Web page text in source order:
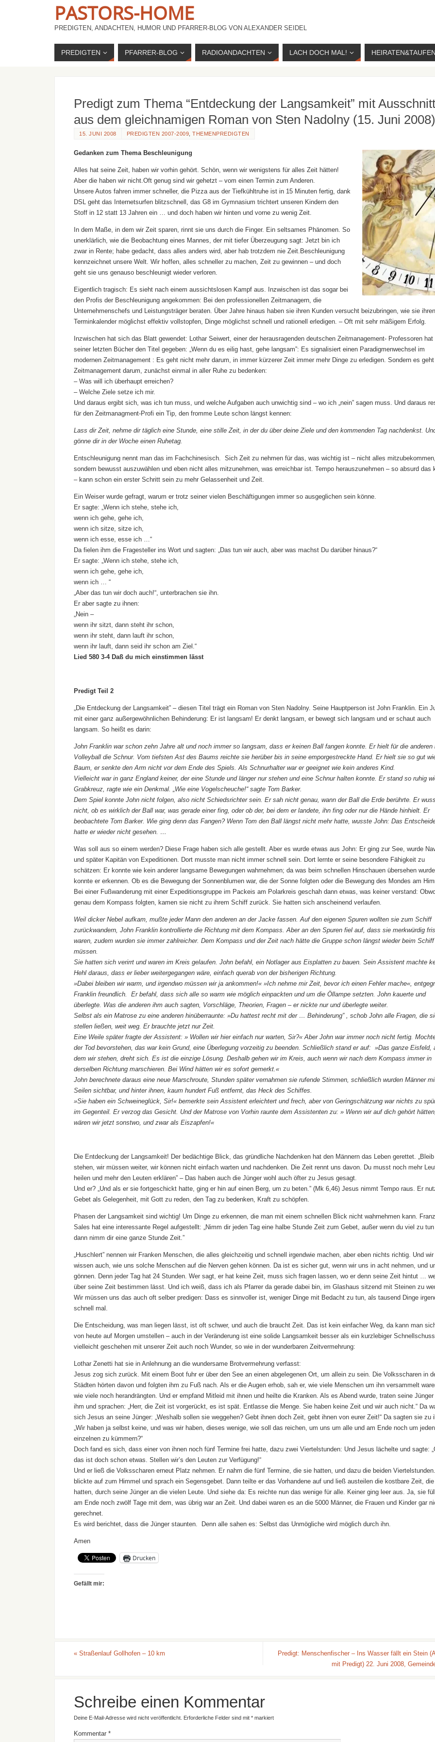
PASTORS-HOME
PREDIGTEN, ANDACHTEN, HUMOR UND PFARRER-BLOG VON ALEXANDER SEIDEL
PREDIGTEN PFARRER-BLOG RADIOANDACHTEN LACH DOCH MAL! HEIRATEN&TAUFEN
Predigt zum Thema “Entdeckung der Langsamkeit” mit
aus dem gleichnamigen Roman von Sten Nadolny (15. Juni 2008)
15. JUNI 2008 PREDIGTEN 2007-2009 THEMENPREDIGTEN
Gedanken zum Thema Beschleunigung
Alles hat seine Zeit, haben wir vorhin gehört. Schön, wenn wir wenigstens für alles Zeit hätten!
Aber die haben wir nicht.Oft genug sind wir gehetzt – vom einen Termin zum Anderen.
Unsere Autos fahren immer schneller, die Pizza aus der Tiefkühltruhe ist in 15 Minuten fertig, dank
DSL geht das Internetsurfen blitzschnell, das G8 im Gymnasium trichtert unseren Kindern den
Stoff in 12 statt 13 Jahren ein … und doch haben wir hinten und vorne zu wenig Zeit.
In dem Maße, in dem wir Zeit sparen, rinnt sie uns durch die Finger. Ein seltsames Phänomen. So
unerklärlich, wie die Beobachtung eines Mannes, der mit tiefer Überzeugung sagt: Jetzt bin ich
zwar in Rente; habe gedacht, dass alles anders wird, aber hab trotzdem nie Zeit.Beschleunigung
kennzeichnet unsere Welt. Wir hoffen, alles schneller zu machen, Zeit zu gewinnen – und doch
geht sie uns genauso beschleunigt wieder verloren.
Eigentlich tragisch: Es sieht nach einem aussichtslosen Kampf aus. Inzwischen ist das sogar bei
den Profis der Beschleunigung angekommen: Bei den professionellen Zeitmanagern, die
Unternehmenschefs und Leistungsträger beraten. Über Jahre hinaus haben sie ihren Kunden versucht beizubringen, wie sie ihren
Terminkalender möglichst effektiv vollstopfen, Dinge möglichst schnell und rationell erledigen. – Oft mit sehr mäßigem Erfolg.
Inzwischen hat sich das Blatt gewendet: Lothar Seiwert, einer der herausragenden deutschen Zeitmanagement- Professoren hat
seiner letzten Bücher den Titel gegeben: „Wenn du es eilig hast, gehe langsam”: Es signalisiert einen Paradigmenwechsel im
modernen Zeitmanagement : Es geht nicht mehr darum, in immer kürzerer Zeit immer mehr Dinge zu erledigen. Sondern es
Zeitmanagement darum, zunächst einmal in aller Ruhe zu bedenken:
– Was will ich überhaupt erreichen?
– Welche Ziele setze ich mir.
Und daraus ergibt sich, was ich tun muss, und welche Aufgaben auch unwichtig sind – wo ich „nein” sagen muss. Und daraus
für den Zeitmanagment-Profi ein Tip, den fromme Leute schon längst kennen:
Lass dir Zeit, nehme dir täglich eine Stunde, eine stille Zeit, in der du über deine Ziele und den kommenden Tag nachdenkst.
gönne dir in der Woche einen Ruhetag.
Entschleunigung nennt man das im Fachchinesisch. Sich Zeit zu nehmen für das, was wichtig ist – nicht alles mitzubekommen,
sondern bewusst auszuwählen und eben nicht alles mitzunehmen, was erreichbar ist. Tempo herauszunehmen – so absurd das
– kann schon ein erster Schritt sein zu mehr Gelassenheit und Zeit.
Ein Weiser wurde gefragt, warum er trotz seiner vielen Beschäftigungen immer so ausgeglichen sein könne.
Er sagte: „Wenn ich stehe, stehe ich,
wenn ich gehe, gehe ich,
wenn ich sitze, sitze ich,
wenn ich esse, esse ich …“
Da fielen ihm die Fragesteller ins Wort und sagten: „Das tun wir auch, aber was machst Du darüber hinaus?“
Er sagte: „Wenn ich stehe, stehe ich,
wenn ich gehe, gehe ich,
wenn ich … “
„Aber das tun wir doch auch!“, unterbrachen sie ihn.
Er aber sagte zu ihnen:
„Nein –
wenn ihr sitzt, dann steht ihr schon,
wenn ihr steht, dann lauft ihr schon,
wenn ihr lauft, dann seid ihr schon am Ziel.“
Lied 580 3-4 Daß du mich einstimmen lässt
Predigt Teil 2
„Die Entdeckung der Langsamkeit” – diesen Titel trägt ein Roman von Sten Nadolny. Seine Hauptperson ist John Franklin. Ein
mit einer ganz außergewöhnlichen Behinderung: Er ist langsam! Er denkt langsam, er bewegt sich langsam und er schaut auch
langsam. So heißt es darin:
John Franklin war schon zehn Jahre alt und noch immer so langsam, dass er keinen Ball fangen konnte. Er hielt für die anderen
Volleyball die Schnur. Vom tiefsten Ast des Baums reichte sie herüber bis in seine emporgestreckte Hand. Er hielt sie so gut
Baum, er senkte den Arm nicht vor dem Ende des Spiels. Als Schnurhalter war er geeignet wie kein anderes Kind.
Vielleicht war in ganz England keiner, der eine Stunde und länger nur stehen und eine Schnur halten konnte. Er stand so ruhig
Grabkreuz, ragte wie ein Denkmal. „Wie eine Vogelscheuche!“ sagte Tom Barker.
Dem Spiel konnte John nicht folgen, also nicht Schiedsrichter sein. Er sah nicht genau, wann der Ball die Erde berührte. Er
nicht, ob es wirklich der Ball war, was gerade einer fing, oder ob der, bei dem er landete, ihn fing oder nur die Hände hinhielt. Er
beobachtete Tom Barker. Wie ging denn das Fangen? Wenn Tom den Ball längst nicht mehr hatte, wusste John: Das
hatte er wieder nicht gesehen. …
Was soll aus so einem werden? Diese Frage haben sich alle gestellt. Aber es wurde etwas aus John: Er ging zur See, wurde
und später Kapitän von Expeditionen. Dort musste man nicht immer schnell sein. Dort lernte er seine besondere Fähigkeit zu
schätzen: Er konnte wie kein anderer langsame Bewegungen wahrnehmen; da was beim schnellen Hinschauen übersehen
konnte er erkennen. Ob es die Bewegung der Sonnenblumen war, die der Sonne folgten oder die Bewegung des Mondes am
Bei einer Fußwanderung mit einer Expeditionsgruppe im Packeis am Polarkreis geschah dann etwas, was keiner verstand:
genau dem Kompass folgten, kamen sie nicht zu ihrem Schiff zurück. Sie hatten sich anscheinend verlaufen.
Weil dicker Nebel aufkam, mußte jeder Mann den anderen an der Jacke fassen. Auf den eigenen Spuren wollten sie zum Schiff
zurückwandern, John Franklin kontrollierte die Richtung mit dem Kompass. Aber an den Spuren fiel auf, dass sie merkwürdig
waren, zudem wurden sie immer zahlreicher. Dem Kompass und der Zeit nach hätte die Gruppe schon längst wieder beim
müssen.
Sie hatten sich verirrt und waren im Kreis gelaufen. John befahl, ein Notlager aus Eisplatten zu bauen. Sein Assistent machte
Hehl daraus, dass er lieber weitergegangen wäre, einfach querab von der bisherigen Richtung.
»Dabei bleiben wir warm, und irgendwo müssen wir ja ankommen!« »Ich nehme mir Zeit, bevor ich einen Fehler mache«,
Franklin freundlich. Er befahl, dass sich alle so warm wie möglich einpackten und um die Öllampe setzten. John kauerte und
überlegte. Was die anderen ihm auch sagten, Vorschläge, Theorien, Fragen – er nickte nur und überlegte weiter.
Selbst als ein Matrose zu eine anderen hinüberraunte: »Du hattest recht mit der … Behinderung” , schob John alle Fragen, die
stellen ließen, weit weg. Er brauchte jetzt nur Zeit.
Eine Weile später fragte der Assistent: » Wollen wir hier einfach nur warten, Sir?« Aber John war immer noch nicht fertig.
der Tod bevorstehen, das war kein Grund, eine Überlegung vorzeitig zu beenden. Schließlich stand er auf: »Das ganze Eisfeld,
dem wir stehen, dreht sich. Es ist die einzige Lösung. Deshalb gehen wir im Kreis, auch wenn wir nach dem Kompass immer in
derselben Richtung marschieren. Bei Wind hätten wir es sofort gemerkt.«
John berechnete daraus eine neue Marschroute, Stunden später vernahmen sie rufende Stimmen, schließlich wurden Männer
Seilen sichtbar, und hinter ihnen, kaum hundert Fuß entfernt, das Heck des Schiffes.
»Sie haben ein Schweineglück, Sir!« bemerkte sein Assistent erleichtert und frech, aber von Geringschätzung war nichts zu
im Gegenteil. Er verzog das Gesicht. Und der Matrose von Vorhin raunte dem Assistenten zu: » Wenn wir auf dich gehört hätten,
wären wir jetzt sonstwo, und zwar als Eiszapfen!«
Die Entdeckung der Langsamkeit! Der bedächtige Blick, das gründliche Nachdenken hat den Männern das Leben gerettet.
stehen, wir müssen weiter, wir können nicht einfach warten und nachdenken. Die Zeit rennt uns davon. Du musst noch mehr
heilen und mehr den Leuten erklären” – Das haben auch die Jünger wohl auch öfter zu Jesus gesagt.
Und er? „Und als er sie fortgeschickt hatte, ging er hin auf einen Berg, um zu beten.” (Mk 6,46) Jesus nimmt Tempo raus. Er
Gebet als Gelegenheit, mit Gott zu reden, den Tag zu bedenken, Kraft zu schöpfen.
Phasen der Langsamkeit sind wichtig! Um Dinge zu erkennen, die man mit einem schnellen Blick nicht wahrnehmen kann.
Sales hat eine interessante Regel aufgestellt: „Nimm dir jeden Tag eine halbe Stunde Zeit zum Gebet, außer wenn du viel zu
dann nimm dir eine ganze Stunde Zeit.”
„Huschlert” nennen wir Franken Menschen, die alles gleichzeitig und schnell irgendwie machen, aber eben nichts richtig. Und wir
wissen auch, wie uns solche Menschen auf die Nerven gehen können. Da ist es sicher gut, wenn wir uns in acht nehmen, und
gönnen. Denn jeder Tag hat 24 Stunden. Wer sagt, er hat keine Zeit, muss sich fragen lassen, wo er denn seine Zeit hintut …
über seine Zeit bestimmen lässt. Und ich weiß, dass ich als Pfarrer da gerade dabei bin, im Glashaus sitzend mit Steinen zu
Wir müssen uns das auch oft selber predigen: Dass es sinnvoller ist, weniger Dinge mit Bedacht zu tun, als tausend Dinge
schnell mal.
Die Entscheidung, was man liegen lässt, ist oft schwer, und auch die braucht Zeit. Das ist kein einfacher Weg, da kann man
von heute auf Morgen umstellen – auch in der Veränderung ist eine solide Langsamkeit besser als ein kurzlebiger
vielleicht geschehen mit unserer Zeit auch noch Wunder, so wie in der wunderbaren Zeitvermehrung:
Lothar Zenetti hat sie in Anlehnung an die wundersame Brotvermehrung verfasst:
Jesus zog sich zurück. Mit einem Boot fuhr er über den See an einen abgelegenen Ort, um allein zu sein. Die Volksscharen in
Städten hörten davon und folgten ihm zu Fuß nach. Als er die Augen erhob, sah er, wie viele Menschen um ihn versammelt
wie viele noch herandrängten. Und er empfand Mitleid mit ihnen und heilte die Kranken. Als es Abend wurde, traten seine
ihm und sprachen: „Herr, die Zeit ist vorgerückt, es ist spät. Entlasse die Menge. Sie haben keine Zeit und wir auch nicht.“ Da
sich Jesus an seine Jünger: „Weshalb sollen sie weggehen? Gebt ihnen doch Zeit, gebt ihnen von eurer Zeit!“ Da sagten sie zu
„Wir haben ja selbst keine, und was wir haben, dieses wenige, wie soll das reichen, um uns um alle und am Ende noch um jeden
einzelnen zu kümmern?“
Doch fand es sich, dass einer von ihnen noch fünf Termine frei hatte, dazu zwei Viertelstunden: Und Jesus lächelte und sagte:
das ist doch schon etwas. Stellen wir’s den Leuten zur Verfügung!“
Und er ließ die Volksscharen erneut Platz nehmen. Er nahm die fünf Termine, die sie hatten, und dazu die beiden
blickte auf zum Himmel und sprach ein Segensgebet. Dann teilte er das Vorhandene auf und ließ austeilen die kostbare Zeit,
hatten, durch seine Jünger an die vielen Leute. Und siehe da: Es reichte nun das wenige für alle. Keiner ging leer aus. Ja, sie
am Ende noch zwölf Tage mit dem, was übrig war an Zeit. Und dabei waren es an die 5000 Männer, die Frauen und Kinder gar
gerechnet.
Es wird berichtet, dass die Jünger staunten. Denn alle sahen es: Selbst das Unmögliche wird möglich durch ihn.
Amen
Drucken
Gefällt mir:
« Straßenlauf Gollhofen – 10 km
Predigt: Menschenfischer – Ins Wasser fällt ein Stein
mit Predigt) 22. Juni 2008,
Schreibe einen Kommentar
Deine E-Mail-Adresse wird nicht veröffentlicht. Erforderliche Felder sind mit * markiert
Kommentar *